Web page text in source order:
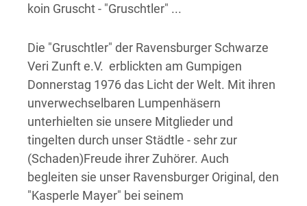
koin Gruscht - "Gruschtler" ...
Die "Gruschtler" der Ravensburger Schwarze
Veri Zunft e.V. erblickten am Gumpigen
Donnerstag 1976 das Licht der Welt. Mit ihren
unverwechselbaren Lumpenhäsern
unterhielten sie unsere Mitglieder und
tingelten durch unser Städtle - sehr zur
(Schaden)Freude ihrer Zuhörer. Auch
begleiten sie unser Ravensburger Original, den
"Kasperle Mayer" bei seinem